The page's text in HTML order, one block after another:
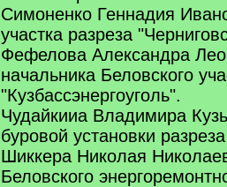
Симоненко Геннадия
участка разреза
Фефелова Александра
начальника Беловского
"Кузбассэнергоуголь".
Чудайкииа Владимира
буровой установки
Шиккера Николая
Беловского